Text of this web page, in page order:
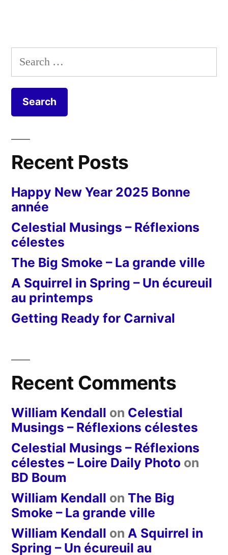
Search
for:
Recent Posts
Happy New Year 2025 Bonne
année
Celestial Musings – Réflexions
célestes
The Big Smoke – La grande ville
A Squirrel in Spring – Un écureuil
au printemps
Getting Ready for Carnival
Recent Comments
William Kendall on Celestial
Musings – Réflexions célestes
Celestial Musings – Réflexions
célestes – Loire Daily Photo on
BD Boum
William Kendall on The Big
Smoke – La grande ville
William Kendall on A Squirrel in
Spring – Un écureuil au